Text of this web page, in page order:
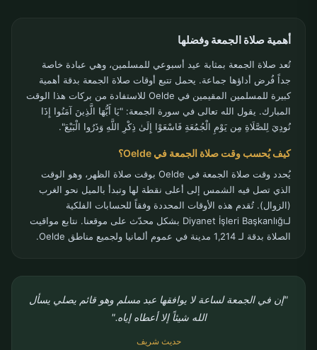
أهمية صلاة الجمعة وفضلها
تُعد صلاة الجمعة بمثابة عيد أسبوعي للمسلمين، وهي عبادة خاصة
جداً فُرض أداؤها جماعة. يحمل تتبع أوقات صلاة الجمعة بدقة أهمية
كبيرة للمسلمين المقيمين في Oelde للاستفادة من بركات هذا الوقت
المبارك. يقول الله تعالى في سورة الجمعة: "يَا أَيُّهَا الَّذِينَ آمَنُوا إِذَا
نُودِيَ لِلصَّلَاةِ مِن يَوْمِ الْجُمُعَةِ فَاسْعَوْا إِلَىٰ ذِكْرِ اللَّهِ وَذَرُوا الْبَيْعَ".
كيف يُحسب وقت صلاة الجمعة في Oelde؟
يُحدد وقت صلاة الجمعة في Oelde بوقت صلاة الظهر، وهو الوقت
الذي تصل فيه الشمس إلى أعلى نقطة لها وتبدأ بالميل نحو الغرب
(الزوال). تُقدم هذه الأوقات المحددة وفقاً للحسابات الفلكية
لـDiyanet İşleri Başkanlığı بشكل محدّث على موقعنا. نتابع مواقيت
الصلاة بدقة لـ 1,214 مدينة في عموم ألمانيا ولجميع مناطق Oelde.
"إن في الجمعة لساعة لا يوافقها عبد مسلم وهو قائم يصلي يسأل
الله شيئاً إلا أعطاه إياه."
حديث شريف